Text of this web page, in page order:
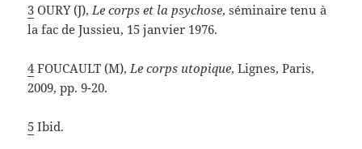
3 OURY (J), Le corps et la psychose, séminaire tenu à
la fac de Jussieu, 15 janvier 1976.
4FOUCAULT (M), Le corps utopique, Lignes, Paris,
2009, pp. 9-20.
5 Ibid.